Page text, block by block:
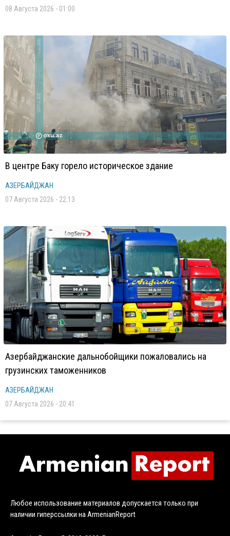
08 Августа 2026 - 01:00
В центре Баку горело историческое здание
АЗЕРБАЙДЖАН
07 Августа 2026 - 22:13
Азербайджанские дальнобойщики пожаловались на
грузинских таможенников
АЗЕРБАЙДЖАН
07 Августа 2026 - 20:41
Любое использование материалов допускается только при
наличии гиперссылки на ArmenianReport